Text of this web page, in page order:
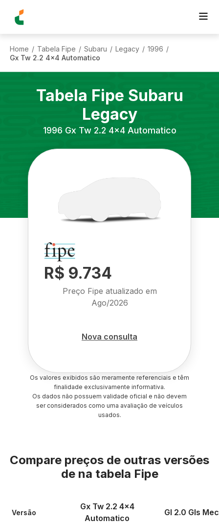
Home / Tabela Fipe / Subaru / Legacy / 1996 /
Gx Tw 2.2 4x4 Automatico
Tabela Fipe Subaru
Legacy
1996 Gx Tw 2.2 4x4 Automatico
R$ 9.734
Preço Fipe atualizado em
Ago/2026
Nova consulta
Os valores exibidos são meramente referenciais e têm
finalidade exclusivamente informativa.
Os dados não possuem validade oficial e não devem
ser considerados como uma avaliação de veículos
usados.
Compare preços de outras versões
de na tabela Fipe
Versão
Gx Tw 2.2 4x4
Automatico
Gl 2.0 Gls Mec